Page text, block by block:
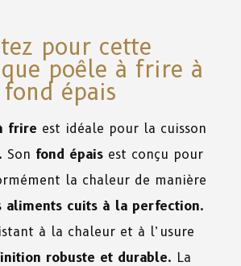
pour cette
poêle à frire à
fond épais
frire est idéale pour la cuisson
Son fond épais est conçu pour
la chaleur de manière
aliments cuits à la perfection.
à la chaleur et à l’usure
robuste et durable. La